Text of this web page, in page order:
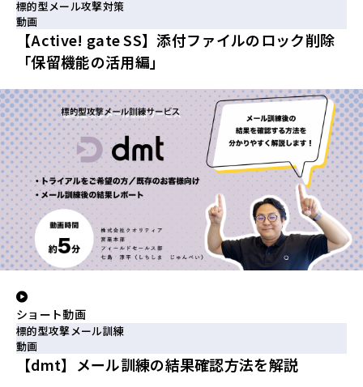
標的型メール攻撃対策
動画
【Active! gate SS】添付ファイルのロック削除
「保留機能の活用編」
ショート動画
標的型攻撃メール訓練
動画
【dmt】メール訓練の結果確認方法を解説